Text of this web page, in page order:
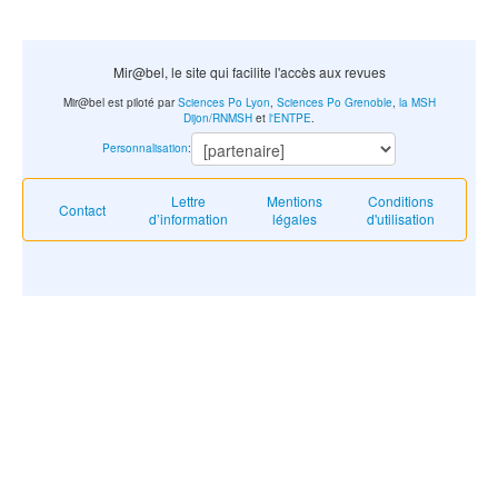
Mir@bel, le site qui facilite l'accès aux revues
Contact
Lettre
d’information
Mentions
légales
Conditions
d'utilisation
Mir@bel est piloté parSciences Po Lyon, Sciences Po Grenoble, la MSH
Dijon/RNMSH et l'ENTPE.
Personnalisation: